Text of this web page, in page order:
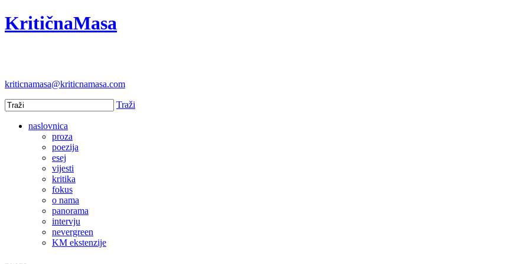
KritičnaMasa
kriticnamasa@kriticnamasa.com
Traži
naslovnica
proza
poezija
esej
vijesti
kritika
fokus
o nama
panorama
intervju
nevergreen
KM ekstenzije